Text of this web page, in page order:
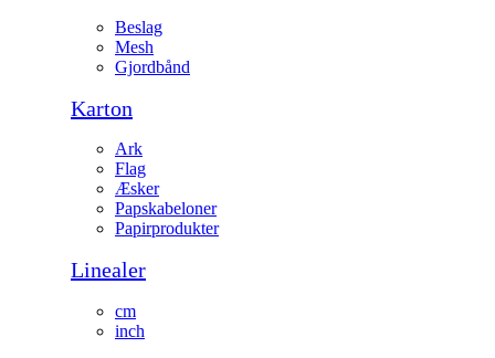
Beslag
Mesh
Gjordbånd
Karton
Ark
Flag
Æsker
Papskabeloner
Papirprodukter
Linealer
cm
inch